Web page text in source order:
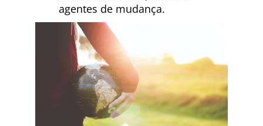
agentes de mudança.